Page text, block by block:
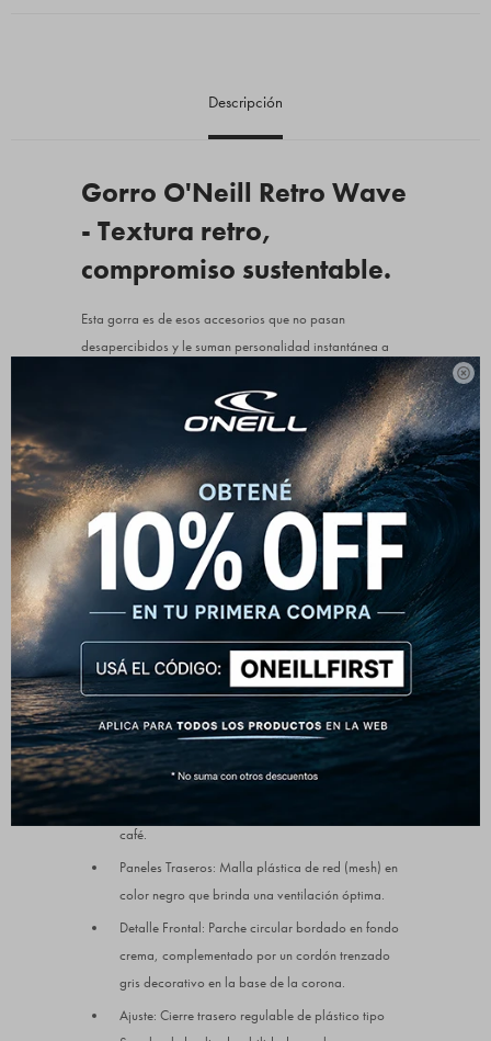

Descripción
Gorro O'Neill Retro Wave
- Textura retro,
compromiso sustentable.
Esta gorra es de esos accesorios que no pasan
desapercibidos y le suman personalidad instantánea a
cualquier outfit básico. La textura del corderoy en color
cafe evoca la época dorada del surf y del skate de los
años 70 y 80, dándole una onda súper descontracturada.
Al ser un diseño unisex tipo trucker, es ideal tanto para
protegerte del sol en una tarde de playa como para lucir
en la ciudad combinado con un buzo oversized o una
remera lisa. Es la compañera perfecta de tus escapadas
los fines de semana, diseñada para quienes aprecian la
moda urbana con alma vintage.
Composición: 60% Poliéster reciclado, 40%
Algodón (Tejido sustentable y de gran resistencia).
Diseño: Gorra de visera semicurva estilo Trucker.
Paneles Frontales y Visera: Confeccionados en tela
café.
Paneles Traseros: Malla plástica de red (mesh) en
color negro que brinda una ventilación óptima.
Detalle Frontal: Parche circular bordado en fondo
crema, complementado por un cordón trenzado
gris decorativo en la base de la corona.
Ajuste: Cierre trasero regulable de plástico tipo